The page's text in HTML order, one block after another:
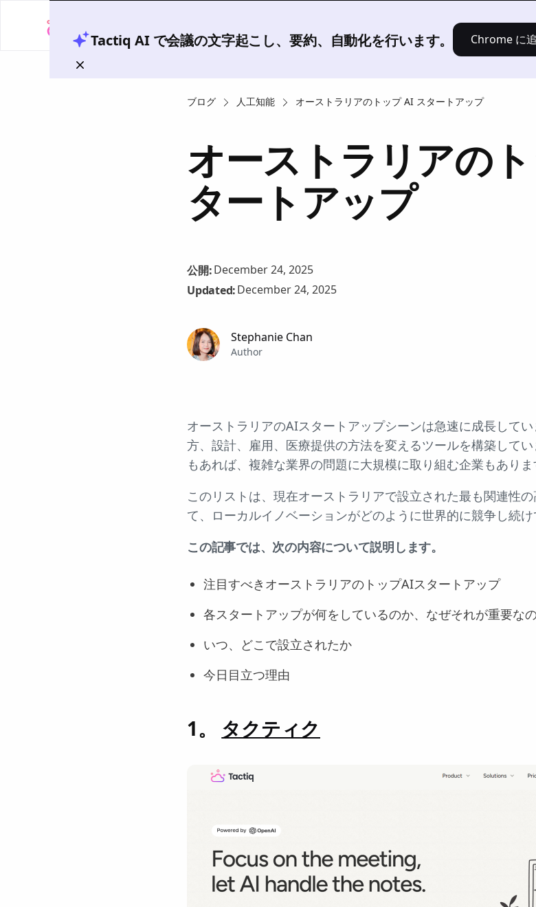
Tactiq AI で会議の文字起こし、要約、自動化を行います。 Chrome に
ソリューション
ブログ 人工知能 オーストラリアのトップ AI スタートアップ
オーストラリアの
タートアップ
公開:December 24, 2025
Updated:December 24, 2025
Stephanie Chan
Author
オーストラリアのAIスタートアップシーンは急速に成長して
方、設計、雇用、医療提供の方法を変えるツールを構築して
もあれば、複雑な業界の問題に大規模に取り組む企業もありま
このリストは、現在オーストラリアで設立された最も関連性
て、ローカルイノベーションがどのように世界的に競争し続け
この記事では、次の内容について説明します。
注目すべきオーストラリアのトップAIスタートアップ
各スタートアップが何をしているのか、なぜそれが重要な
いつ、どこで設立されたか
今日目立つ理由
1。 タクティク